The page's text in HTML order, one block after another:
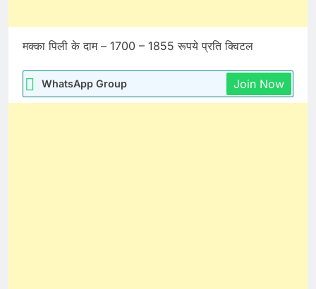
मक्का पिली के दाम – 1700 – 1855 रूपये प्रति क्विटल
WhatsApp Group Join Now